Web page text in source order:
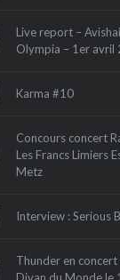
Live report –
Olympia – 1er avril
Karma #10
Concours concert
Les Francs Limiers
Metz
Interview : Serious
Thunder en concert
Divan du Monde le